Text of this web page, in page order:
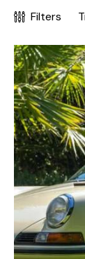
Filters